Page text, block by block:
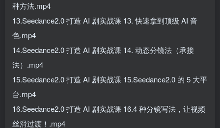
种方法.mp4
13.Seedance2.0 打造 AI 剧实战课 13. 快速拿到顶级 AI 音
色.mp4
14.Seedance2.0 打造 AI 剧实战课 14. 动态分镜法（承接
法）.mp4
15.Seedance2.0 打造 AI 剧实战课 15.Seedance2.0 的 5 大平
台.mp4
16.Seedance2.0 打造 AI 剧实战课 16.4 种分镜写法，让视频
丝滑过渡！.mp4